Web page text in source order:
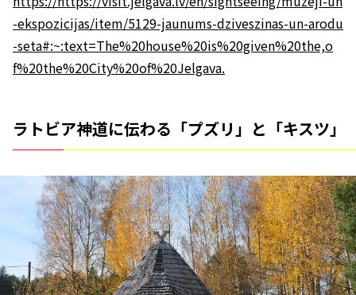
-ekspozicijas/item/5129-jaunums-dziveszinas-un-arodu
-seta#:~:text=The%20house%20is%20given%20the,o
f%20the%20City%20of%20Jelgava.
ラトビア神道に伝わる「プズリ」と「キスツ」